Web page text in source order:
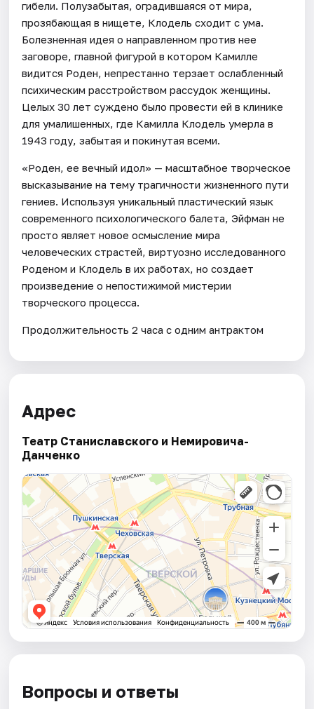
гибели. Полузабытая, оградившаяся от мира,
прозябающая в нищете, Клодель сходит с ума.
Болезненная идея о направленном против нее
заговоре, главной фигурой в котором Камилле
видится Роден, непрестанно терзает ослабленный
психическим расстройством рассудок женщины.
Целых 30 лет суждено было провести ей в клинике
для умалишенных, где Камилла Клодель умерла в
1943 году, забытая и покинутая всеми.
«Роден, ее вечный идол» — масштабное творческое
высказывание на тему трагичности жизненного пути
гениев. Используя уникальный пластический язык
современного психологического балета, Эйфман не
просто являет новое осмысление мира
человеческих страстей, виртуозно исследованного
Роденом и Клодель в их работах, но создает
произведение о непостижимой мистерии
творческого процесса.
Продолжительность 2 часа с одним антрактом
Адрес
Театр Станиславского и Немировича-
Данченко
Вопросы и ответы